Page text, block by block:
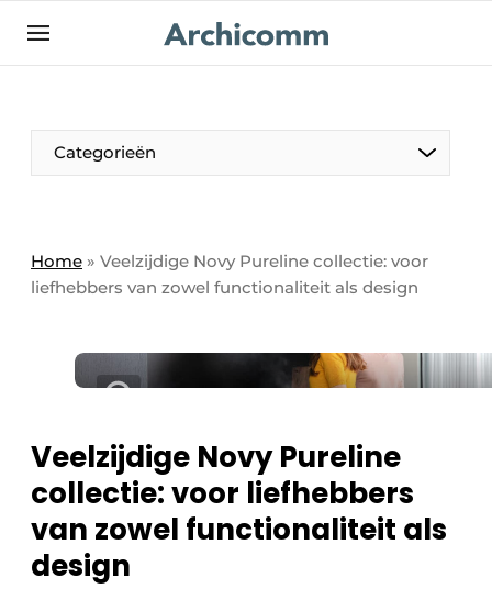
NL be-FR
Categorieën
Home » Veelzijdige Novy Pureline collectie: voor
liefhebbers van zowel functionaliteit als design
Veelzijdige Novy Pureline
collectie: voor liefhebbers
van zowel functionaliteit als
design